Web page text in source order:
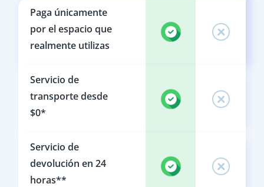
Paga únicamente
por el espacio que
realmente utilizas
Servicio de
transporte desde
$0*
Servicio de
devolución en 24
horas**